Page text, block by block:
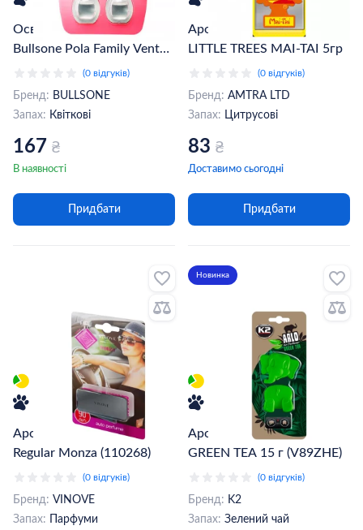
Освіжувач повітря
Bullsone Pola Family Vent
Clip Shasha Floral 4,3мл + 1
Extra
(0 відгуків)
Бренд: BULLSONE
Запах: Квіткові
167 ₴
В наявності
Придбати
Ароматизатор AMTRA LTD
LITTLE TREES MAI-TAI 5гр
(0 відгуків)
Бренд: AMTRA LTD
Запах: Цитрусові
83 ₴
Доставимо сьогодні
Придбати
Ароматизатор Vinove
Regular Monza (110268)
(0 відгуків)
Бренд: VINOVE
Запах:
Парфуми
Новинка
Ароматизатор K2 ARLO
GREEN TEA 15 г (V89ZHE)
(0 відгуків)
Бренд: K2
Запах: Зелений чай